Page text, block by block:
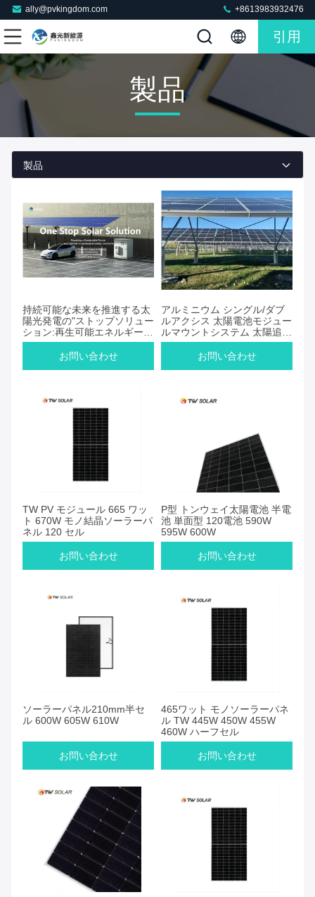
ally@pvkingdom.com +8613983932476
引用
製品
製品
持続可能な未来を推進する太
陽光発電の"ストップソリュー
ション:再生可能エネルギーソ
リューションにおけるあなた
のパートナー-PVキングダム
お問い合わせ
アルミニウム シングル/ダブ
ルアクシス 太陽電池モジュー
ルマウントシステム 太陽追跡
シリーズ
お問い合わせ
TW PV モジュール 665 ワッ
ト 670W モノ結晶ソーラーパ
ネル 120 セル
お問い合わせ
P型 トンウェイ太陽電池 半電
池 単面型 120電池 590W
595W 600W
お問い合わせ
ソーラーパネル210mm半セ
ル 600W 605W 610W
お問い合わせ
465ワット モノソーラーパネ
ル TW 445W 450W 455W
460W ハーフセル
お問い合わせ